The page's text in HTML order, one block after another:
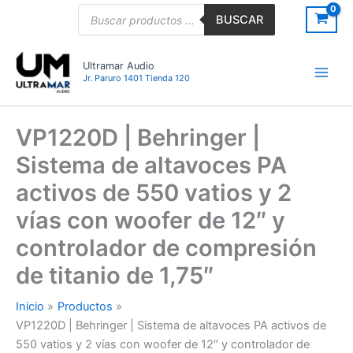
BUSCAR
Ultramar Audio
Jr. Paruro 1401 Tienda 120
VP1220D | Behringer |
Sistema de altavoces PA
activos de 550 vatios y 2
vías con woofer de 12″ y
controlador de compresión
de titanio de 1,75″
Inicio
Productos
VP1220D | Behringer | Sistema de altavoces PA activos de
550 vatios y 2 vías con woofer de 12″ y controlador de